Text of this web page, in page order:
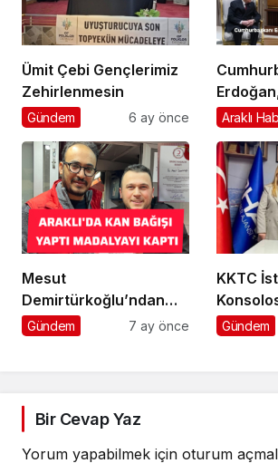
Ümit Çebi Gençlerimiz
Zehirlenmesin
Gündem 6 ay önce Araklı
Mesut
Demirtürkoğlu’ndan
Örnek Davranış
Gündem 7 ay önce
KKTC
Ziyaret
Gündem
Bir Cevap Yaz
Yorum yapabilmek için oturum